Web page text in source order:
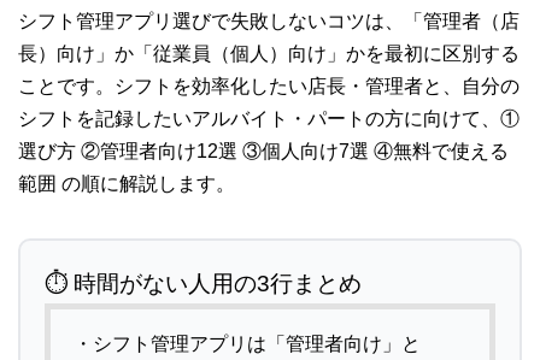
シフト管理アプリ選びで失敗しないコツは、「管理者（店
長）向け」か「従業員（個人）向け」かを最初に区別する
ことです。シフトを効率化したい店長・管理者と、自分の
シフトを記録したいアルバイト・パートの方に向けて、①
選び方 ②管理者向け12選 ③個人向け7選 ④無料で使える
範囲 の順に解説します。
⏱ 時間がない人用の3行まとめ
・シフト管理アプリは「管理者向け」と